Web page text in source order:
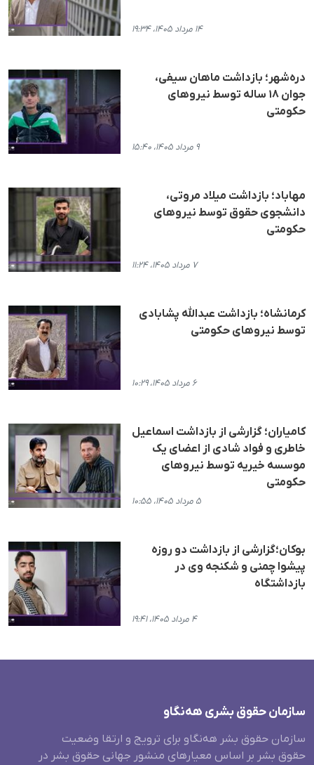
۱۴ مرداد ۱۴۰۵، ۱۹:۳۴
دره‌شهر؛ بازداشت ماهان سیفی،
جوان ۱۸ ساله توسط نیروهای
حکومتی
۹ مرداد ۱۴۰۵، ۱۵:۴۰
مهاباد؛ بازداشت میلاد مروتی،
دانشجوی حقوق توسط نیروهای
حکومتی
۷ مرداد ۱۴۰۵، ۱۱:۲۴
کرمانشاه؛ بازداشت عبدالله پشابادی
توسط نیروهای حکومتی
۶ مرداد ۱۴۰۵، ۱۰:۲۹
کامیاران؛ گزارشی از بازداشت اسماعیل
خاطری و فواد شادی از اعضای یک
موسسه خیریه توسط نیروهای
حکومتی
۵ مرداد ۱۴۰۵، ۱۰:۵۵
بوکان؛گزارشی از بازداشت دو روزه
پیشوا چمنی و شکنجه وی در
بازداشتگاه
۴ مرداد ۱۴۰۵، ۱۹:۴۱
سازمان حقوق بشری هەنگاو
سازمان حقوق بشر هه‌نگاو برای ترویج و ارتقا وضعیت
حقوق بشر بر اساس معیارهای منشور جهانی حقوق بشر در